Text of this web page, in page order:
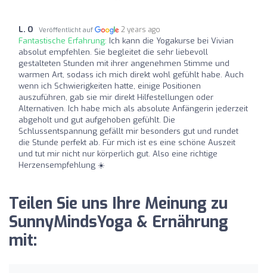
L. O Veröffentlicht auf 2 years ago
Fantastische Erfahrung: Ich kann die Yogakurse bei Vivian
absolut empfehlen. Sie begleitet die sehr liebevoll
gestalteten Stunden mit ihrer angenehmen Stimme und
warmen Art, sodass ich mich direkt wohl gefühlt habe. Auch
wenn ich Schwierigkeiten hatte, einige Positionen
auszuführen, gab sie mir direkt Hilfestellungen oder
Alternativen. Ich habe mich als absolute Anfängerin jederzeit
abgeholt und gut aufgehoben gefühlt. Die
Schlussentspannung gefällt mir besonders gut und rundet
die Stunde perfekt ab. Für mich ist es eine schöne Auszeit
und tut mir nicht nur körperlich gut. Also eine richtige
Herzensempfehlung ☀️
Teilen Sie uns Ihre Meinung zu
SunnyMindsYoga & Ernährung
mit: